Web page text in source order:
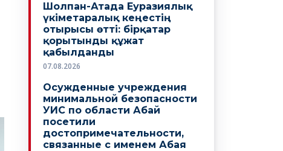
Шолпан-Атада Еуразиялық
үкіметаралық кеңестің
отырысы өтті: бірқатар
қорытынды құжат
қабылданды
07.08.2026
Осужденные учреждения
минимальной безопасности
УИС по области Абай
посетили
достопримечательности,
связанные с именем Абая